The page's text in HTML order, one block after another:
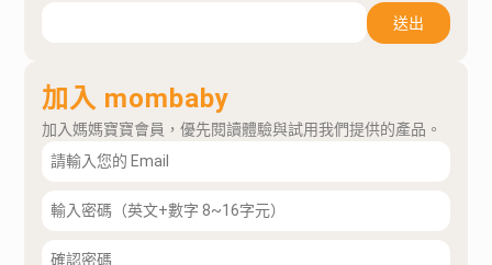
送出
加入 mombaby
加入媽媽寶寶會員，優先閱讀體驗與試用我們提供的產品。